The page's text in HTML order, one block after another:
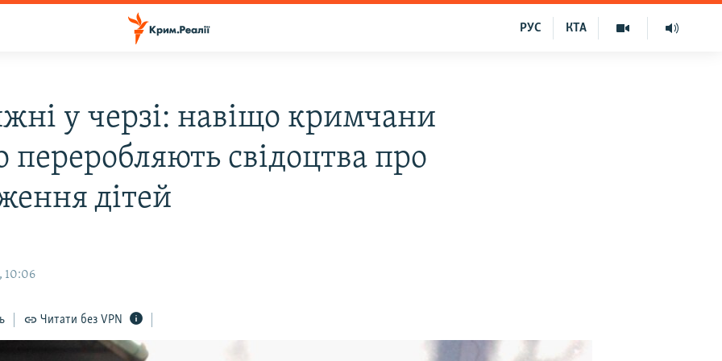
КТА
РУС
у черзі: навіщо кримчани
переробляють свідоцтва про
дітей
10:06
Читати без VPN